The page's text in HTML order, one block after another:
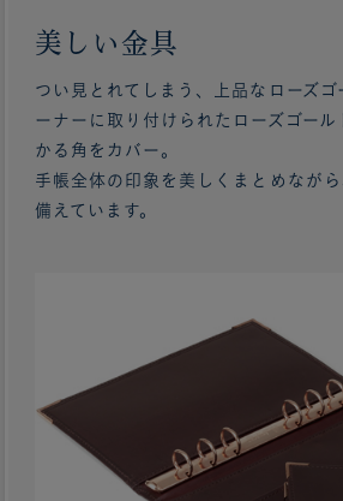
美しい金具
つい見とれてしまう、上品なローズゴ
ーナーに取り付けられたローズゴー
かる角をカバー。
手帳全体の印象を美しくまとめなが
備えています。